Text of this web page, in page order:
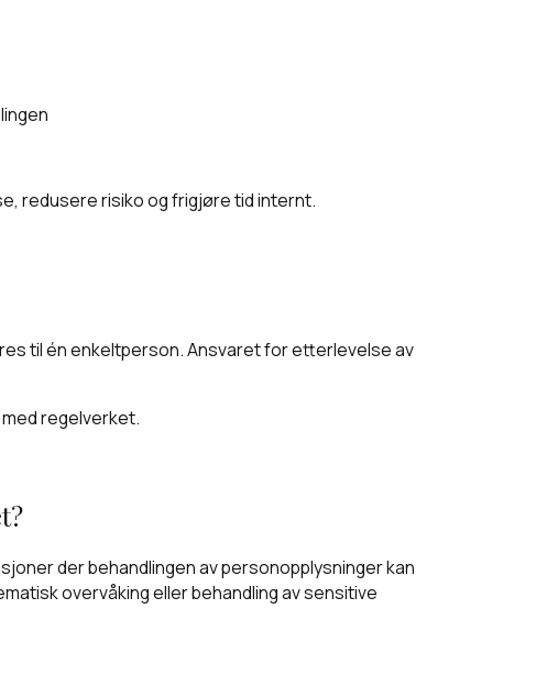
redusere risiko og frigjøre tid internt.
til én enkeltperson. Ansvaret for etterlevelse av
regelverket.
der behandlingen av personopplysninger kan
overvåking eller behandling av sensitive